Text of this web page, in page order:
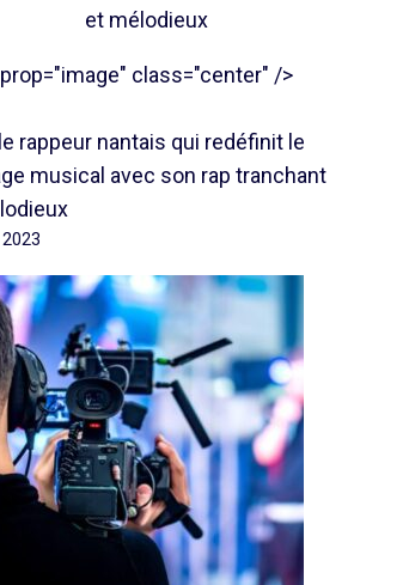
et mélodieux
class="center" />
rappeur nantais qui redéfinit le
musical avec son rap tranchant